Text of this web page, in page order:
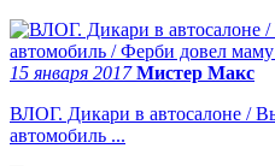
15 января 2017Мистер Макс
ВЛОГ. Дикари в автосалоне /
автомобиль ...